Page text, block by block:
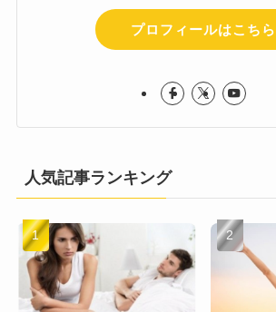
プロフィールはこちら
人気記事ランキング